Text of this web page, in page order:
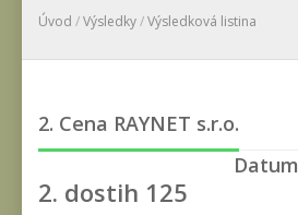
Úvod /Výsledky/Výsledková listina
2. Cena RAYNET s.r.o.
Datum
2. dostih 125